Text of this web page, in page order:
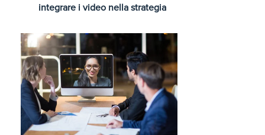
integrare i video nella strategia